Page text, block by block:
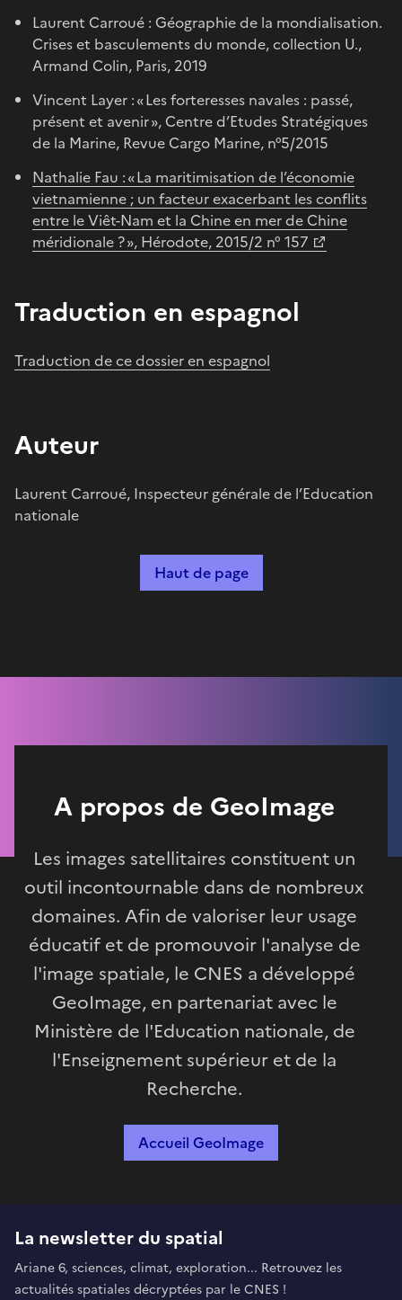
Laurent Carroué : Géographie de la mondialisation.
Crises et basculements du monde, collection U.,
Armand Colin, Paris, 2019
Vincent Layer : « Les forteresses navales : passé,
présent et avenir », Centre d’Etudes Stratégiques
de la Marine, Revue Cargo Marine, n°5/2015
Nathalie Fau : « La maritimisation de l’économie
vietnamienne ; un facteur exacerbant les conflits
entre le Viêt-Nam et la Chine en mer de Chine
méridionale ? », Hérodote, 2015/2 n° 157
Traduction en espagnol
Traduction de ce dossier en espagnol
Auteur
Laurent Carroué, Inspecteur générale de l’Education
nationale
Haut de page
A propos de GeoImage
Les images satellitaires constituent un
outil incontournable dans de nombreux
domaines. Afin de valoriser leur usage
éducatif et de promouvoir l'analyse de
l'image spatiale, le CNES a développé
GeoImage, en partenariat avec le
Ministère de l'Education nationale, de
l'Enseignement supérieur et de la
Recherche.
Accueil GeoImage
La newsletter du spatial
Ariane 6, sciences, climat, exploration... Retrouvez les
actualités spatiales décryptées par le CNES !